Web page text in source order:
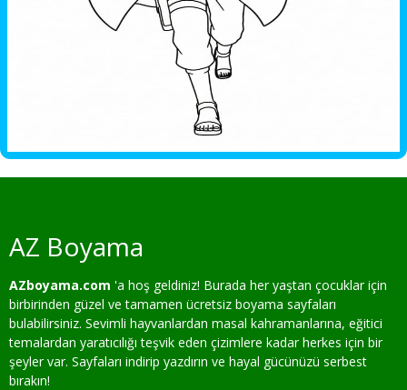
AZ Boyama
AZboyama.com 'a hoş geldiniz! Burada her yaştan çocuklar için
birbirinden güzel ve tamamen ücretsiz boyama sayfaları
bulabilirsiniz. Sevimli hayvanlardan masal kahramanlarına, eğitici
temalardan yaratıcılığı teşvik eden çizimlere kadar herkes için bir
şeyler var. Sayfaları indirip yazdırın ve hayal gücünüzü serbest
bırakın!